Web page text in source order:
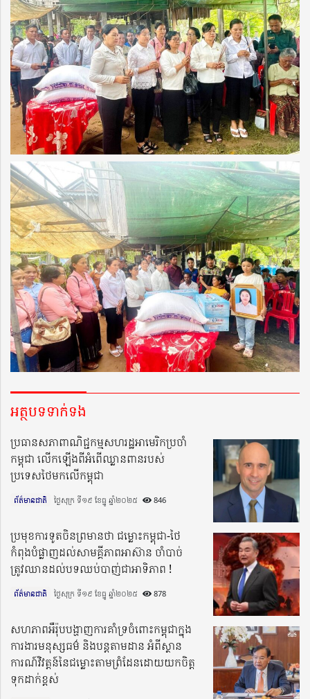
អត្ថបទទាក់ទង
ប្រធានសភាពាណិជ្ជកម្មសហរដ្ឋអាមេរិកប្រចាំ
កម្ពុជា លើកឡើងពីអំពើឈ្លានពានរបស់
ប្រទេសថៃមកលើកម្ពុជា
ព័ត៌មានជាតិ ថ្ងៃសុក្រ ទី១៩ ខែធ្នូ ឆ្នាំ២០២៥​ 846
ប្រមុខការទូតចិនព្រមានថា ជម្លោះកម្ពុជា-ថៃ
កំពុងបំផ្លាញដល់សាមគ្គីភាពអាស៊ាន ចាំបាច់
ត្រូវឈានដល់បទឈប់បាញ់ជាអាទិភាព !
ព័ត៌មានជាតិ ថ្ងៃសុក្រ ទី១៩ ខែធ្នូ ឆ្នាំ២០២៥​ 878
សហភាពអឺរ៉ុបបង្ហាញការគាំទ្រចំពោះកម្ពុជាក្នុង
ការងារមនុស្សធម៌ និងបន្តតាមដាន អំពីស្ថាន
ការណ៍វិវត្តន៍នៃជម្លោះតាមព្រំដែនដោយយកចិត្ត
ទុកដាក់ខ្ពស់